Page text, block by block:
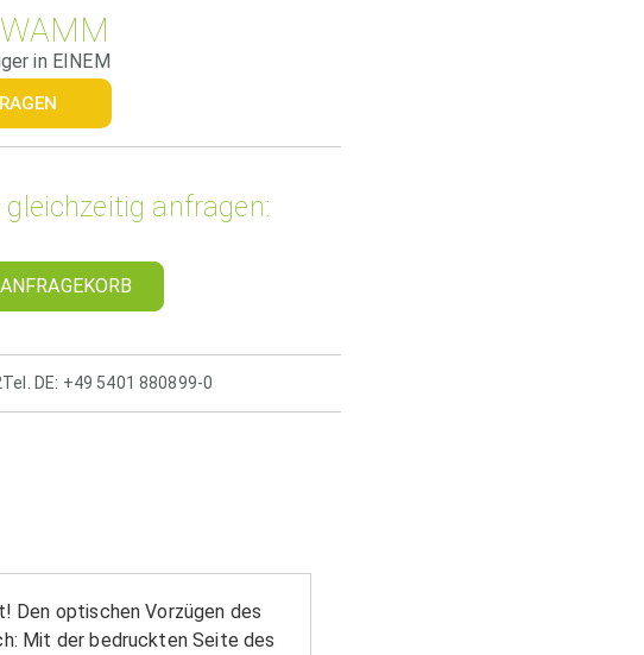
in EINEM
anfragen:
Tel. DE: +49 5401 880899-0
Den optischen Vorzügen des
Mit der bedruckten Seite des